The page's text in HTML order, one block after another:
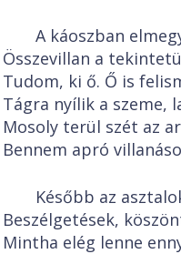
A káoszban
Összevillan a
Tudom, ki ő. Ő is
Tágra nyílik a szeme,
Mosoly terül szét az
Bennem apró
Később az
Beszélgetések,
Mintha elég lenne